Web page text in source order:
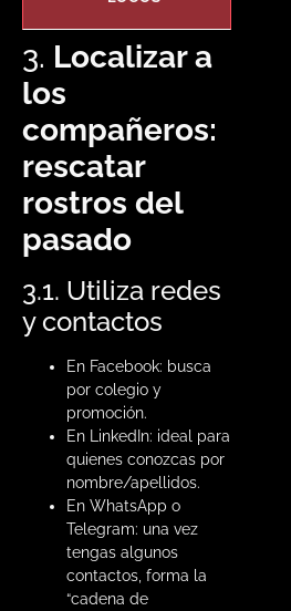
3. Localizar a
los
compañeros:
rescatar
rostros del
pasado
3.1. Utiliza redes
y contactos
En Facebook: busca
por colegio y
promoción.
En LinkedIn: ideal para
quienes conozcas por
nombre/apellidos.
En WhatsApp o
Telegram: una vez
tengas algunos
contactos, forma la
“cadena de